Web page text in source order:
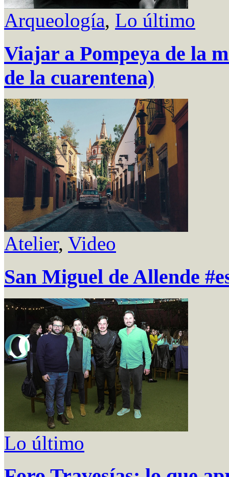
Arqueología, Lo último
Viajar a Pompeya de la
de la cuarentena)
Atelier, Video
San Miguel de Allende
Lo último